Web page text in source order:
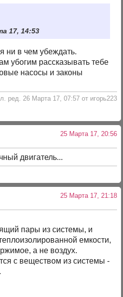
17, 14:53
ни в чем убеждать.
убогим рассказывать тебе
насосы и законы
ред. 26 Марта 17, 07:57 от игорь223
25 Марта 17, 20:56
двигатель...
25 Марта 17, 21:18
пары из системы, и
емкости,
а не воздух.
с веществом из системы -